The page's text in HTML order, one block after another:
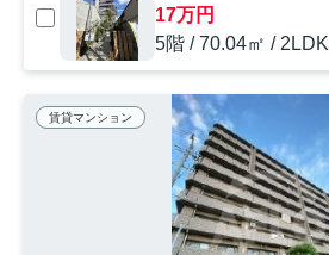
17万円
5階 / 70.04㎡ / 2LDK
賃貸マンション